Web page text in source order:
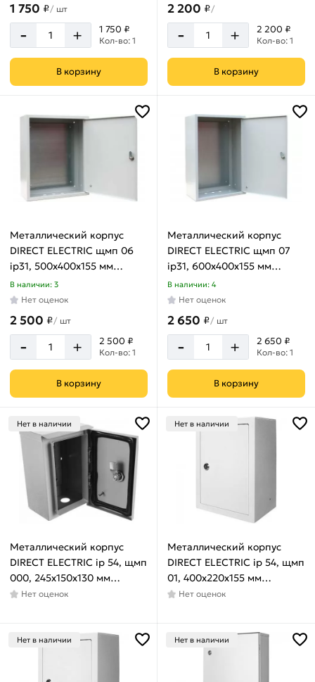
1 750 ₽/ шт
- + 1 750 ₽
Кол-во: 1
В корзину
2 200 ₽/
- + 2 200 ₽
Кол-во: 1
В корзину
Металлический корпус
DIRECT ELECTRIC щмп 06
ip31, 500x400x155 мм
DE16202089
В наличии: 3
Нет оценок
2 500 ₽/ шт
- + 2 500 ₽
Кол-во: 1
В корзину
Металлический корпус
DIRECT ELECTRIC щмп 07
ip31, 600x400x155 мм
DE16202090
В наличии: 4
Нет оценок
2 650 ₽/ шт
- + 2 650 ₽
Кол-во: 1
В корзину
Нет в наличии
Металлический корпус
DIRECT ELECTRIC ip 54, щмп
000, 245x150x130 мм
DE16202013
Нет оценок
Нет в наличии
Металлический корпус
DIRECT ELECTRIC ip 54, щмп
01, 400x220x155 мм
DE16202061
Нет оценок
Нет в наличии Нет в наличии